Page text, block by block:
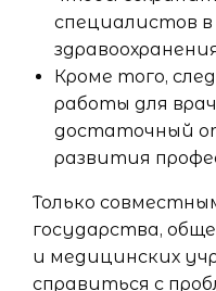
специалистов
Кроме того,
работы для
достаточный
развития
Только
государства,
и медицинских
справиться с